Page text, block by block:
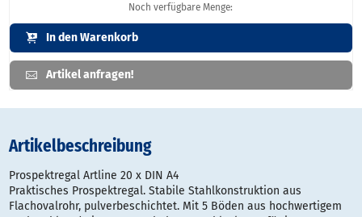
Noch verfügbare Menge:
In den Warenkorb
Artikel anfragen!
Artikelbeschreibung
Prospektregal Artline 20 x DIN A4
Praktisches Prospektregal. Stabile Stahlkonstruktion aus
Flachovalrohr, pulverbeschichtet. Mit 5 Böden aus hochwertigem